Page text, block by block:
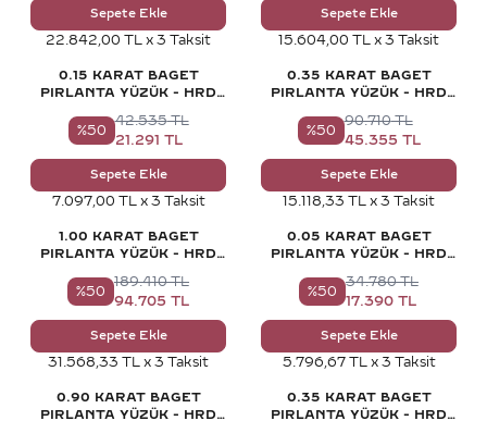
Sepete Ekle
22.842,00 TL x 3 Taksit
Sepete Ekle
15.604,00 TL x 3 Taksit
0.15 KARAT BAGET
PIRLANTA YÜZÜK - HRD
%50
42.535TL
21.291 TL
Sepete Ekle
7.097,00 TL x 3 Taksit
0.35 KARAT BAGET
PIRLANTA YÜZÜK - HRD
%50
90.710TL
45.355 TL
Sepete Ekle
15.118,33 TL x 3 Taksit
1.00 KARAT BAGET
PIRLANTA YÜZÜK - HRD
%50
189.410TL
94.705 TL
Sepete Ekle
31.568,33 TL x 3 Taksit
0.05 KARAT BAGET
PIRLANTA YÜZÜK - HRD
%50
34.780TL
17.390 TL
Sepete Ekle
5.796,67 TL x 3 Taksit
0.90 KARAT BAGET
PIRLANTA YÜZÜK - HRD
0.35 KARAT BAGET
PIRLANTA YÜZÜK - HRD